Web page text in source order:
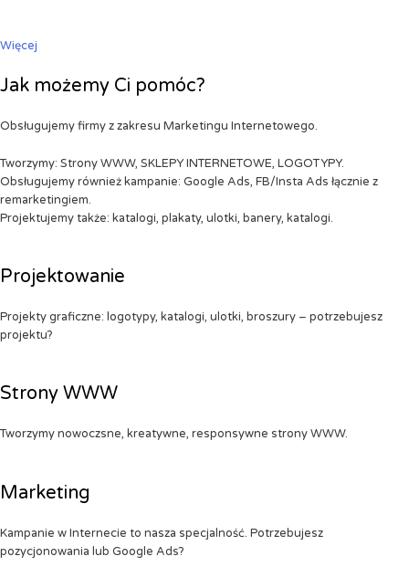
Więcej
Jak możemy Ci pomóc?
Obsługujemy firmy z zakresu Marketingu Internetowego.
Tworzymy: Strony WWW, SKLEPY INTERNETOWE, LOGOTYPY.
Obsługujemy również kampanie: Google Ads, FB/Insta Ads łącznie z
remarketingiem.
Projektujemy także: katalogi, plakaty, ulotki, banery, katalogi.
Projektowanie
Projekty graficzne: logotypy, katalogi, ulotki, broszury – potrzebujesz
projektu?
Strony WWW
Tworzymy nowoczsne, kreatywne, responsywne strony WWW.
Marketing
Kampanie w Internecie to nasza specjalność. Potrzebujesz
pozycjonowania lub Google Ads?